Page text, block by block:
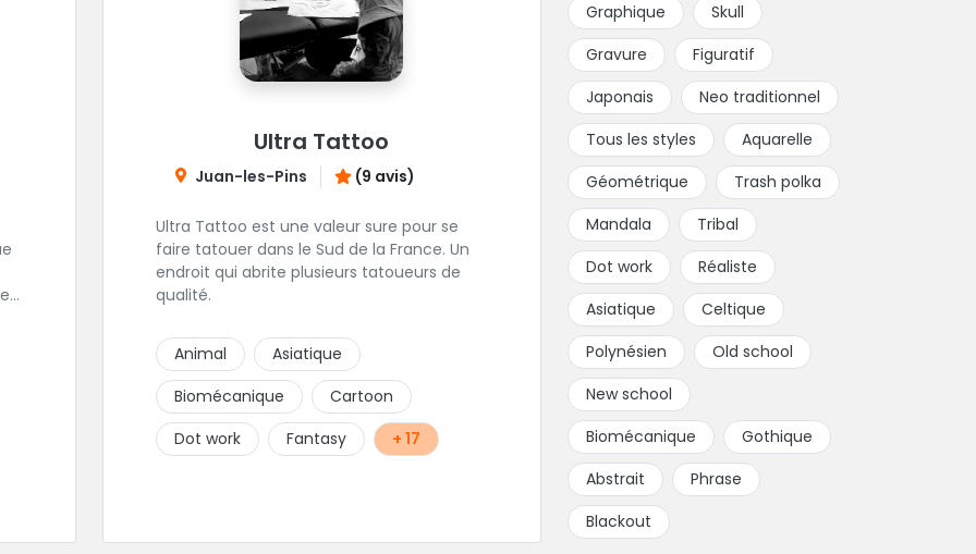
Ultra Tattoo
Juan-les-Pins (9 avis)
Ultra Tattoo est une valeur sure pour se
faire tatouer dans le Sud de la France. Un
endroit qui abrite plusieurs tatoueurs de
qualité.
Animal
Asiatique
Biomécanique
Cartoon
Dot work
Fantasy + 17
Graphique
Skull
Gravure
Figuratif
Japonais
Neo traditionnel
Tous les styles
Aquarelle
Géométrique
Trash polka
Mandala
Tribal
Dot work
Réaliste
Asiatique
Celtique
Polynésien
Old school
New school
Biomécanique
Gothique
Abstrait
Phrase
Blackout